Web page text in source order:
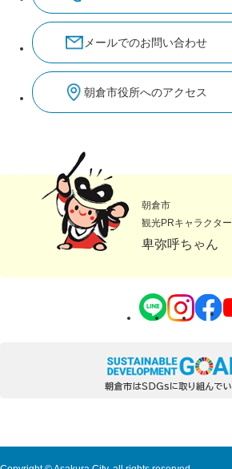
メールでのお問い合わせ
朝倉市役所へのアクセス
朝倉市
観光PRキャラクター
卑弥呼ちゃん